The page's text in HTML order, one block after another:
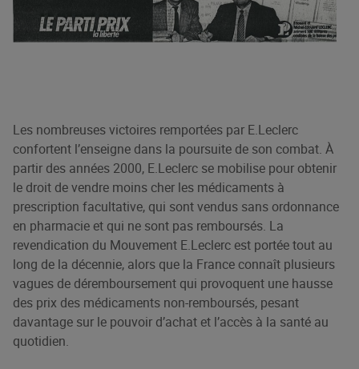
Les nombreuses victoires remportées par E.Leclerc
confortent l’enseigne dans la poursuite de son combat. À
partir des années 2000, E.Leclerc se mobilise pour obtenir
le droit de vendre moins cher les médicaments à
prescription facultative, qui sont vendus sans ordonnance
en pharmacie et qui ne sont pas remboursés. La
revendication du Mouvement E.Leclerc est portée tout au
long de la décennie, alors que la France connaît plusieurs
vagues de déremboursement qui provoquent une hausse
des prix des médicaments non-remboursés, pesant
davantage sur le pouvoir d’achat et l’accès à la santé au
quotidien.